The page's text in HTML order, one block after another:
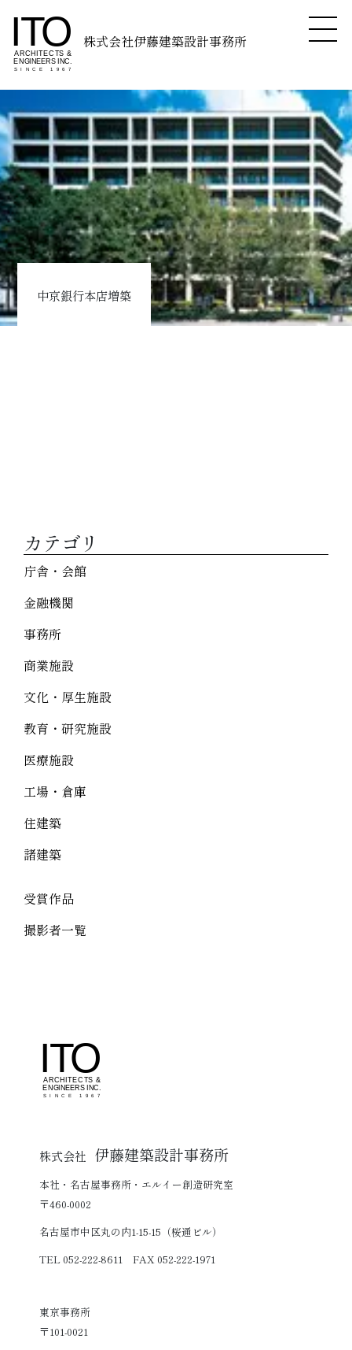
株式会社伊藤建築設計事務所
中京銀行本店増築
カテゴリ
庁舎・会館
金融機関
事務所
商業施設
文化・厚生施設
教育・研究施設
医療施設
工場・倉庫
住建築
諸建築
受賞作品
撮影者一覧
株式会社 伊藤建築設計事務所
本社・名古屋事務所・エルイー創造研究室
〒460-0002
名古屋市中区丸の内1-15-15（桜通ビル）
TEL 052-222-8611 FAX 052-222-1971
東京事務所
〒101-0021